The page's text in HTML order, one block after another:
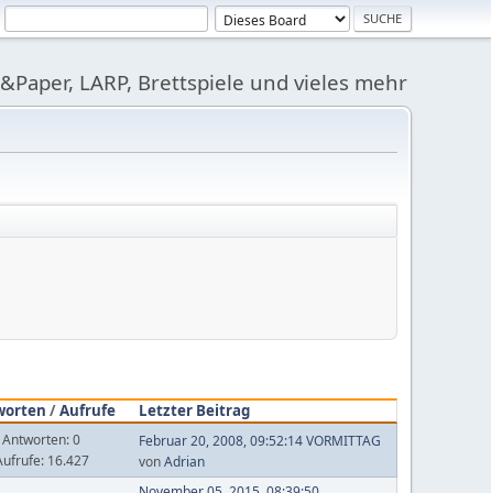
LARP, Brettspiele und vieles mehr
/Aufrufe
Letzter Beitrag
Antworten: 0
16.427
Februar 20, 2008, 09:52:14 VORMITTAG
vonAdrian